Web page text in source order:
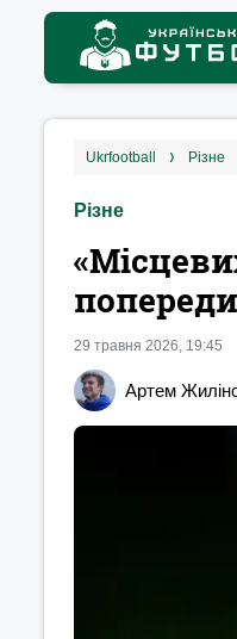
ukrfootball різне
Різне
29 травня 2026, 19:45
Артем